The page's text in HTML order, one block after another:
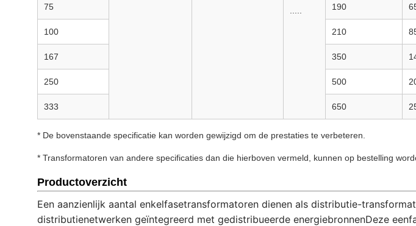
75 190
100 210
167 350
250 500
333 650
* De bovenstaande specificatie kan worden gewijzigd om de prestaties te verbeteren.
* Transformatoren van andere specificaties dan die hierboven vermeld, kunnen op bestelling
Productoverzicht
Een aanzienlijk aantal enkelfasetransformatoren dienen als distributie-
distributienetwerken geïntegreerd met gedistribueerde energiebronnenDeze